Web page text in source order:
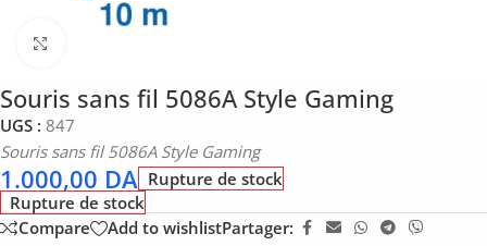
Souris sans fil 5086A Style Gaming
UGS : 847
Souris sans fil 5086A Style Gaming
1.000,00 DA Rupture de stock
Rupture de stock
Compare
Add to wishlistPartager: